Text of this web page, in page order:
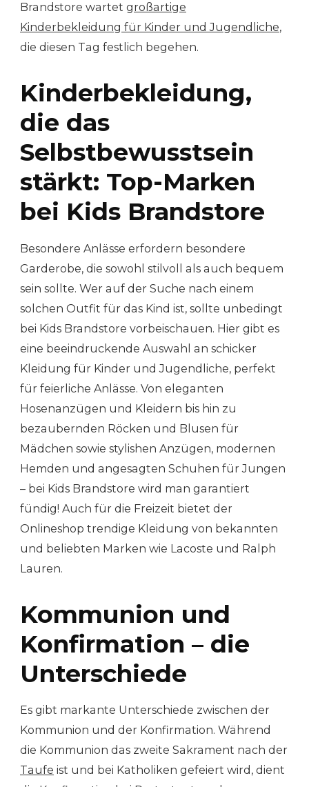
Brandstore wartet großartige
Kinderbekleidung für Kinder und Jugendliche,
die diesen Tag festlich begehen.
Kinderbekleidung,
die das
Selbstbewusstsein
stärkt: Top-Marken
bei Kids Brandstore
Besondere Anlässe erfordern besondere
Garderobe, die sowohl stilvoll als auch bequem
sein sollte. Wer auf der Suche nach einem
solchen Outfit für das Kind ist, sollte unbedingt
bei Kids Brandstore vorbeischauen. Hier gibt es
eine beeindruckende Auswahl an schicker
Kleidung für Kinder und Jugendliche, perfekt
für feierliche Anlässe. Von eleganten
Hosenanzügen und Kleidern bis hin zu
bezaubernden Röcken und Blusen für
Mädchen sowie stylishen Anzügen, modernen
Hemden und angesagten Schuhen für Jungen
– bei Kids Brandstore wird man garantiert
fündig! Auch für die Freizeit bietet der
Onlineshop trendige Kleidung von bekannten
und beliebten Marken wie Lacoste und Ralph
Lauren.
Kommunion und
Konfirmation – die
Unterschiede
Es gibt markante Unterschiede zwischen der
Kommunion und der Konfirmation. Während
die Kommunion das zweite Sakrament nach der
Taufe ist und bei Katholiken gefeiert wird, dient